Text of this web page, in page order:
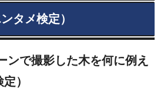
タメ検定）
ンで撮影した木を何に例え
）